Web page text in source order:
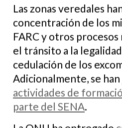
Las zonas veredales
concentración de los
FARC y otros
el tránsito a la
cedulación de los
Adicionalmente, se han
actividades de
parte del SENA.